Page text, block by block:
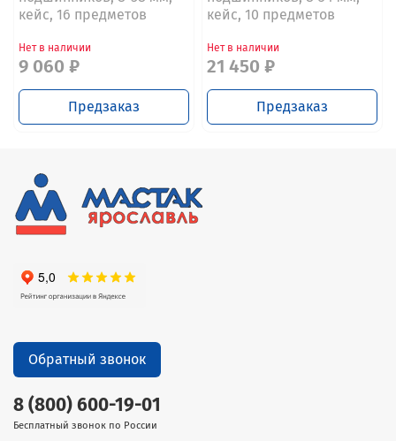
кейс, 16 предметов
Нет в наличии
9 060 ₽
Предзаказ
кейс, 10 предметов
Нет в наличии
21 450 ₽
Предзаказ
8 (800) 600-19-01
Бесплатный звонок по России
Обратный звонок